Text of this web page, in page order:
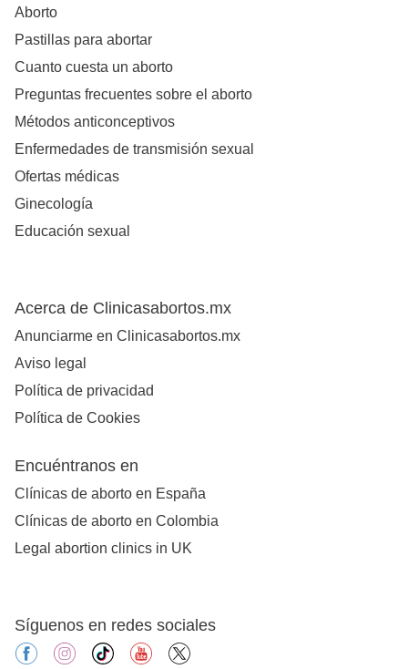
Aborto
Pastillas para abortar
Cuanto cuesta un aborto
Preguntas frecuentes sobre el aborto
Métodos anticonceptivos
Enfermedades de transmisión sexual
Ofertas médicas
Ginecología
Educación sexual
Acerca de Clinicasabortos.mx
Anunciarme en Clinicasabortos.mx
Aviso legal
Política de privacidad
Política de Cookies
Encuéntranos en
Clínicas de aborto en España
Clínicas de aborto en Colombia
Legal abortion clinics in UK
Síguenos en redes sociales
facebookinstagram
tiktok youtube